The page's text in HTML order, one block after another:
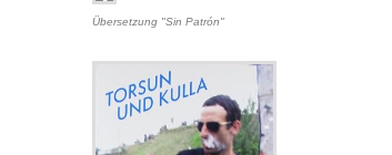
Übersetzung "Sin Patrón"